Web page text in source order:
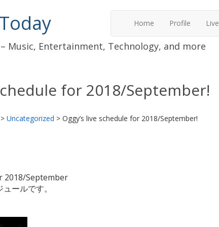
Home Profile Live
Music, Entertainment, Technology, and more
for 2018/September!
> Uncategorized > Oggy’s live schedule for 2018/September!
2018/September
ールです。